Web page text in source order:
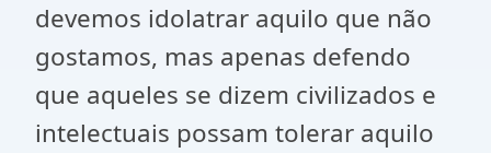
devemos idolatrar aquilo que não
gostamos, mas apenas defendo
que aqueles se dizem civilizados e
intelectuais possam tolerar aquilo